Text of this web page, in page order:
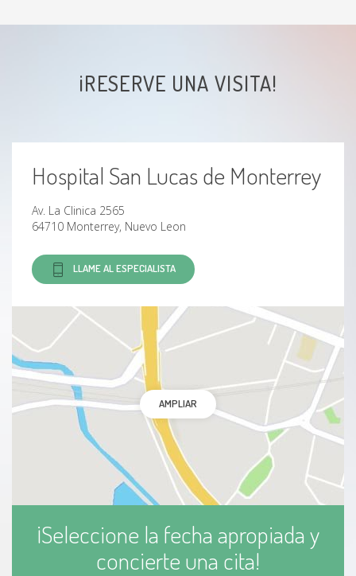
Subluxación del codo
Fracturas de cadera
Fractura de antebrazo
Fractura de la pelvis
Fracturas por compresión o aplastamiento
Fractura de fémur
Fractura de la basa del metatarso
Enfermedad de los huesos frágiles
Prolapso de disco intervertebral
¡RESERVE UNA VISITA!
Hospital San Lucas de Monterrey
Av. La Clinica 2565
64710 Monterrey, Nuevo Leon
LLAME AL ESPECIALISTA
AMPLIAR
¡Seleccione la fecha apropiada y
concierte una cita!